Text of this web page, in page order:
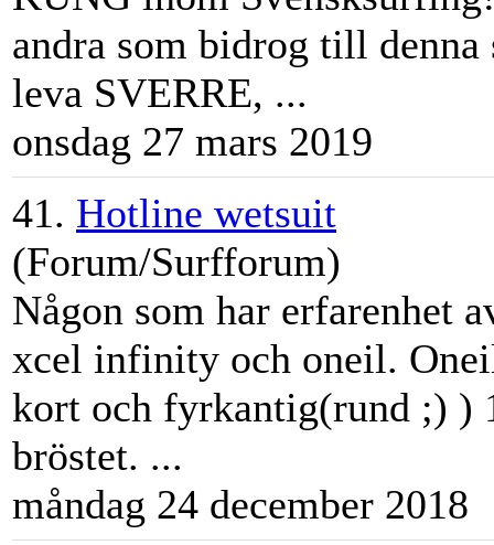
andra som bidrog till
leva SVERRE, ...
onsdag 27 mars 2019
41. Hotline wetsuit
(Forum/Surfforum)
Någon som har erfarenhet
xcel infinity och oneil.
kort och fyrkantig(rund ;) )
bröstet. ...
måndag 24 december 2018